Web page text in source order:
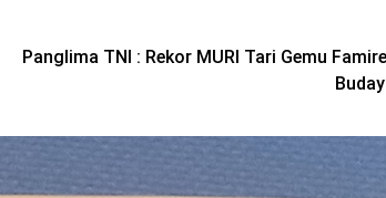
Panglima TNI : Rekor MURI Tari Gemu